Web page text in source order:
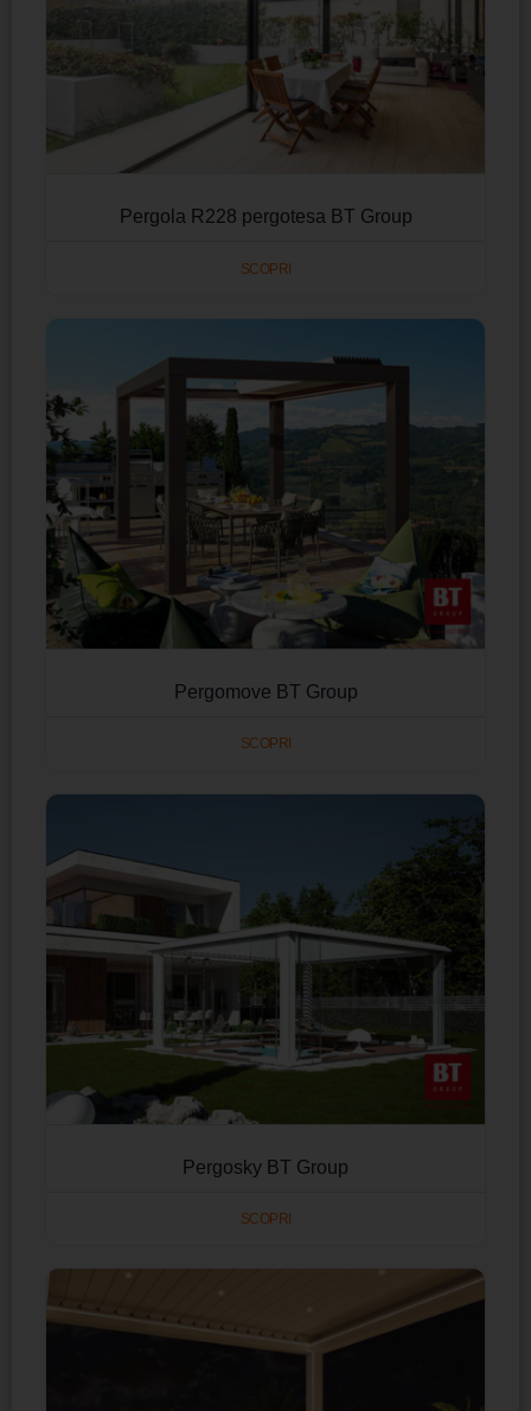
Pergola R228 pergotesa BT Group
SCOPRI
Pergomove BT Group
SCOPRI
Pergosky BT Group
SCOPRI